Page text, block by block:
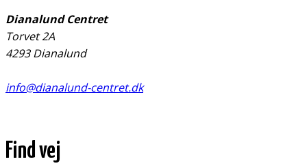
Dianalund Centret
Torvet 2A
4293 Dianalund
info@dianalund-centret.dk
Find vej